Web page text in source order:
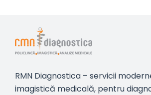
RMN Diagnostica – servicii
imagistică medicală, pentru